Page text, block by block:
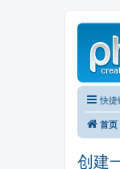
快捷
首页
创建